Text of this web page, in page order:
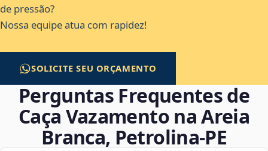
de pressão?
Nossa equipe atua com rapidez!
SOLICITE SEU ORÇAMENTO
Perguntas Frequentes de
Caça Vazamento na Areia
Branca, Petrolina‑PE